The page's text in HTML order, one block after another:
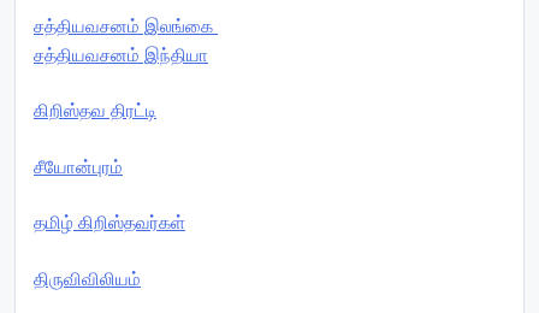
சத்தியவசனம் இலங்கை
சத்தியவசனம் இந்தியா
கிறிஸ்தவ திரட்டி
சீயோன்புரம்
தமிழ் கிறிஸ்தவர்கள்
திருவிவிலியம்